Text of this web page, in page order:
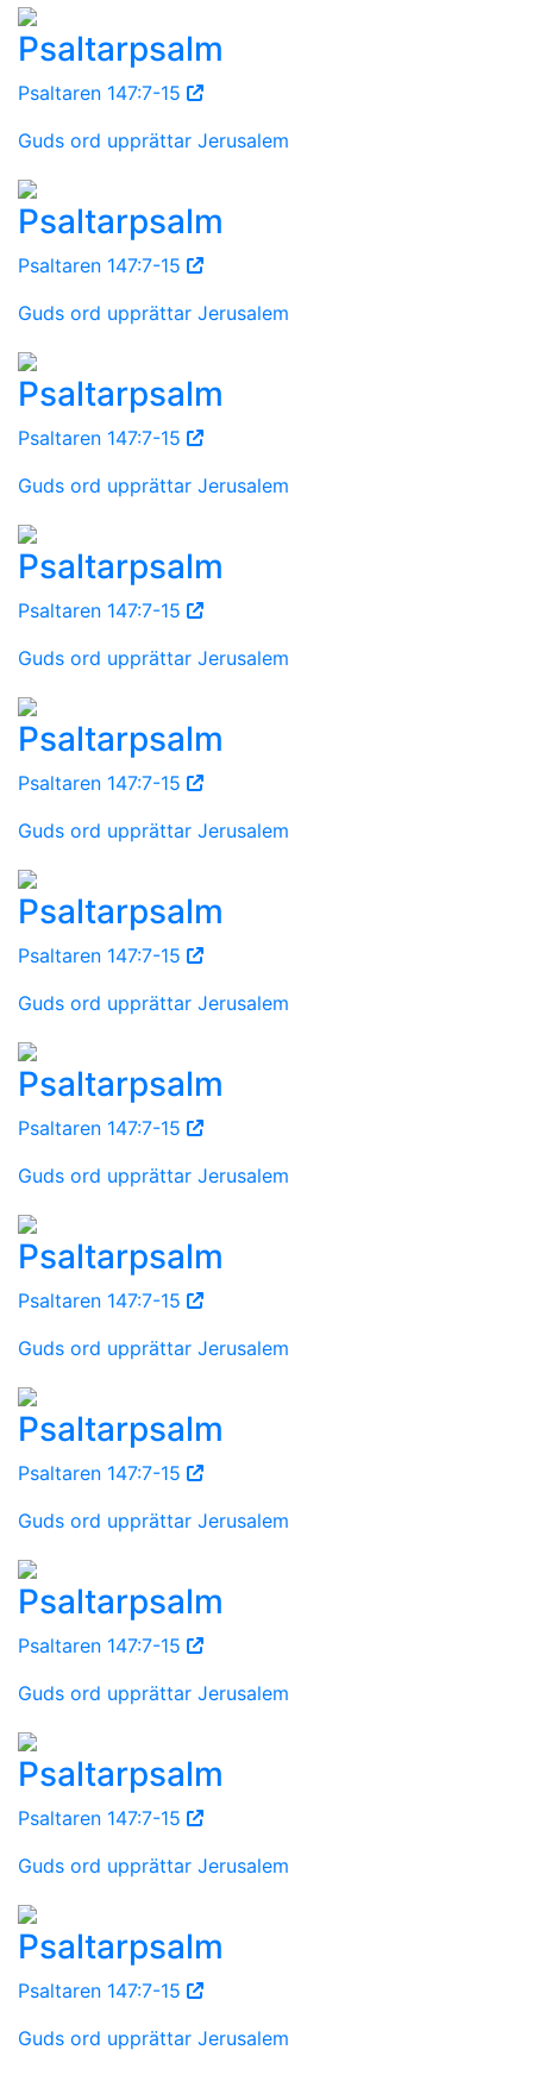
Psaltarpsalm
Psaltaren 147:7-15
Guds ord upprättar Jerusalem
Psaltarpsalm
Psaltaren 147:7-15
Guds ord upprättar Jerusalem
Psaltarpsalm
Psaltaren 147:7-15
Guds ord upprättar Jerusalem
Psaltarpsalm
Psaltaren 147:7-15
Guds ord upprättar Jerusalem
Psaltarpsalm
Psaltaren 147:7-15
Guds ord upprättar Jerusalem
Psaltarpsalm
Psaltaren 147:7-15
Guds ord upprättar Jerusalem
Psaltarpsalm
Psaltaren 147:7-15
Guds ord upprättar Jerusalem
Psaltarpsalm
Psaltaren 147:7-15
Guds ord upprättar Jerusalem
Psaltarpsalm
Psaltaren 147:7-15
Guds ord upprättar Jerusalem
Psaltarpsalm
Psaltaren 147:7-15
Guds ord upprättar Jerusalem
Psaltarpsalm
Psaltaren 147:7-15
Guds ord upprättar Jerusalem
Psaltarpsalm
Psaltaren 147:7-15
Guds ord upprättar Jerusalem